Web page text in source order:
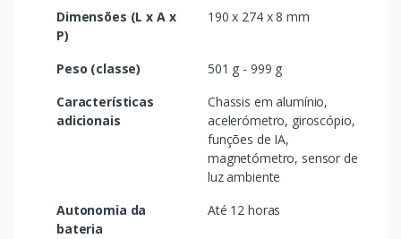
Dimensões (L x A x
P)
190 x 274 x 8 mm
Peso (classe)
501 g - 999 g
Características
adicionais
Chassis em alumínio,
acelerómetro, giroscópio,
funções de IA,
magnetómetro, sensor de
luz ambiente
Autonomia da
bateria
Até 12 horas